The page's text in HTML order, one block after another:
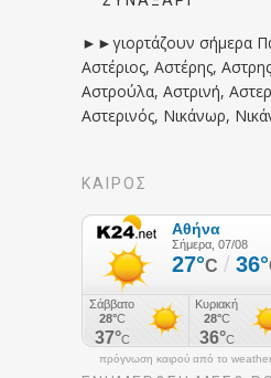
►►γιορτάζουν σήμερα
Αστέριος, Αστέρης,
Αστρούλα, Αστρινή,
Αστερινός, Νικάνωρ,
ΚΑΙΡΟΣ
πρόγνωση καιρού από το